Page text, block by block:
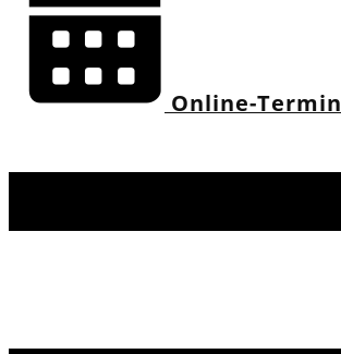
Online-Termin